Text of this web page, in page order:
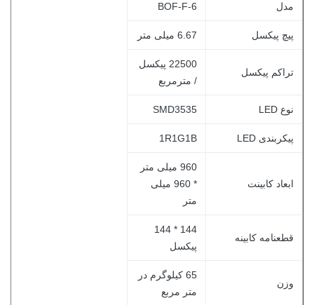
مدل BOF-F-6
پیچ پیکسل 6.67 میلی متر
تراکم پیکسل
22500 پیکسل
/ مترمربع
نوع LED SMD3535
پیکربندی LED 1R1G1B
ابعاد کابینت
960 میلی متر
* 960 میلی
متر
قطعنامه کابینه
144 * 144
پیکسل
وزن
65 کیلوگرم در
متر مربع